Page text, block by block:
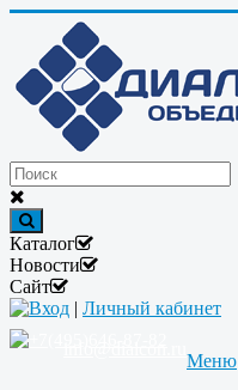
Каталог
Новости
Сайт
Вход | Личный кабинет
Меню